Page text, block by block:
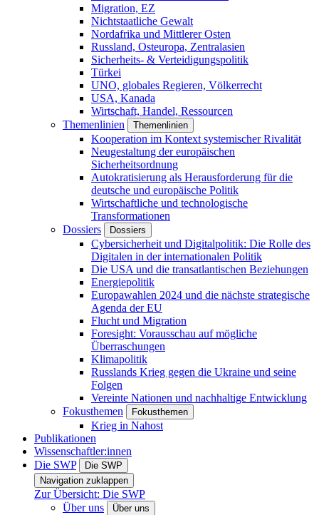
Migration, EZ
Nichtstaatliche Gewalt
Nordafrika und Mittlerer Osten
Russland, Osteuropa, Zentralasien
Sicherheits- & Verteidigungspolitik
Türkei
UNO, globales Regieren, Völkerrecht
USA, Kanada
Wirtschaft, Handel, Ressourcen
Themenlinien
Themenlinien
Kooperation im Kontext systemischer Rivalität
Neugestaltung der europäischen
Sicherheitsordnung
Autokratisierung als Herausforderung für die
deutsche und europäische Politik
Wirtschaftliche und technologische
Transformationen
Dossiers
Dossiers
Cybersicherheit und Digitalpolitik: Die Rolle des
Digitalen in der internationalen Politik
Die USA und die transatlantischen Beziehungen
Energiepolitik
Europawahlen 2024 und die nächste strategische
Agenda der EU
Flucht und Migration
Foresight: Vorausschau auf mögliche
Überraschungen
Klimapolitik
Russlands Krieg gegen die Ukraine und seine
Folgen
Vereinte Nationen und nachhaltige Entwicklung
Fokusthemen
Fokusthemen
Krieg in Nahost
Publikationen
Wissenschaftler:innen
Die SWP
Die SWP
Navigation zuklappen
Zur Übersicht: Die SWP
Über uns
Über uns